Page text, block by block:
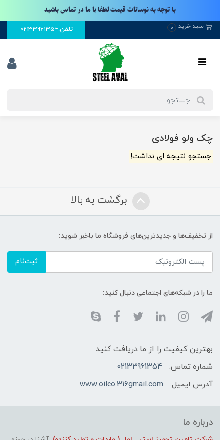
با توجه به نوسانات قیمت لطفا با ما در تماس باشید
سبد خرید 0 تلفن:02133961354
چک ولو فولادی
جستجو نتیجه ای نداشت!
برگشت به بالا
از تخفیف‌ها و جدیدترین‌های فروشگاه ما باخبر شوید:
ثبت‌نام
ما را در شبکه‌های اجتماعی دنبال کنید:
بهترین کیفیت را از ما دریافت کنید
شماره تماس:
02133961354
آدرس ایمیل:
www.oilco.316gmail.com
درباره ما